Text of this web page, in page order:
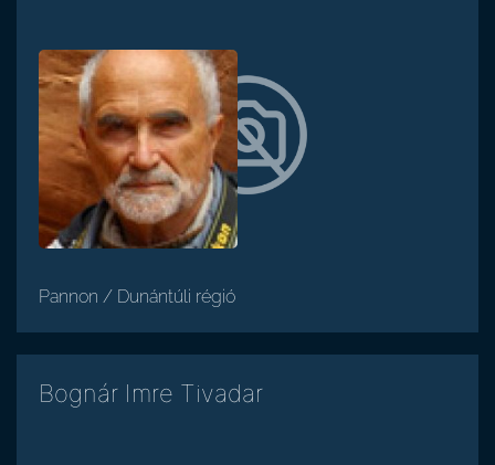
Pannon / Dunántúli régió
Bognár Imre Tivadar